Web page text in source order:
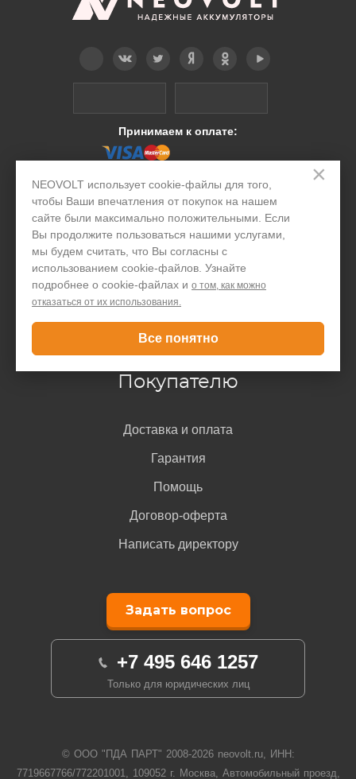
×
NEOVOLT использует cookie-файлы для того,
чтобы Ваши впечатления от покупок на нашем
сайте были максимально положительными. Если
Вы продолжите пользоваться нашими услугами,
мы будем считать, что Вы согласны с
использованием cookie-файлов. Узнайте
подробнее о cookie-файлах и о том, как можно
отказаться от их использования.
Все понятно
Принимаем к оплате:
Производство
Организациям
Акции и скидки
Блог
Контакты
Покупателю
Доставка и оплата
Гарантия
Помощь
Договор-оферта
Написать директору
Задать вопрос
+7 495 646 1257
Только для юридических лиц
© ООО "ПДА ПАРТ" 2008-2026neovolt.ru, ИНН:
7719667766/772201001, 109052 г. Москва, Автомобильный проезд,